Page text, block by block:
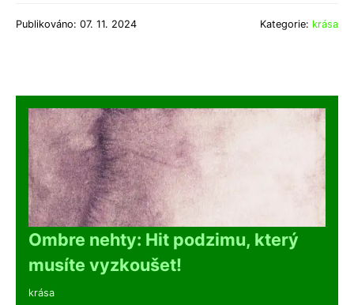
Publikováno: 07. 11. 2024 Kategorie: krása
Ombre nehty: Hit podzimu, který
musíte vyzkoušet!
krása